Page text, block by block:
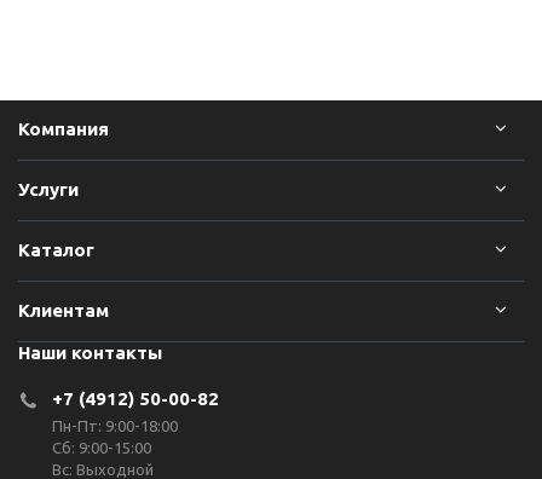
Компания
Услуги
Каталог
Клиентам
Наши контакты
+7 (4912) 50-00-82
Пн-Пт: 9:00-18:00
Сб: 9:00-15:00
Вс: Выходной